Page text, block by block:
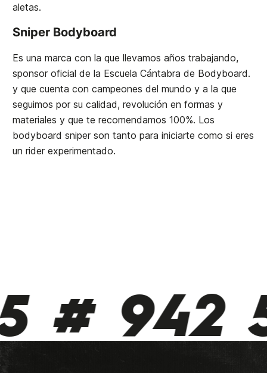
aletas.
Sniper Bodyboard
Es una marca con la que llevamos años trabajando,
sponsor oficial de la Escuela Cántabra de Bodyboard.
y que cuenta con campeones del mundo y a la que
seguimos por su calidad, revolución en formas y
materiales y que te recomendamos 100%. Los
bodyboard sniper son tanto para iniciarte como si eres
un rider experimentado.
942